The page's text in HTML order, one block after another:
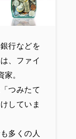
行などを
、ファイ
。
つみたて
していま
多くの人